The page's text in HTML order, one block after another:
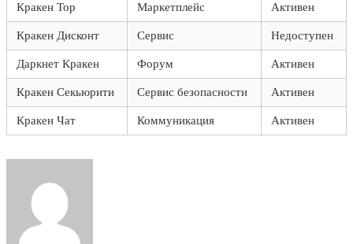
Кракен Тор Маркетплейс Активен
Кракен Дисконт Сервис Недоступен
Даркнет Кракен Форум Активен
Кракен Секьюрити Сервис безопасности Активен
Кракен Чат Коммуникация Активен